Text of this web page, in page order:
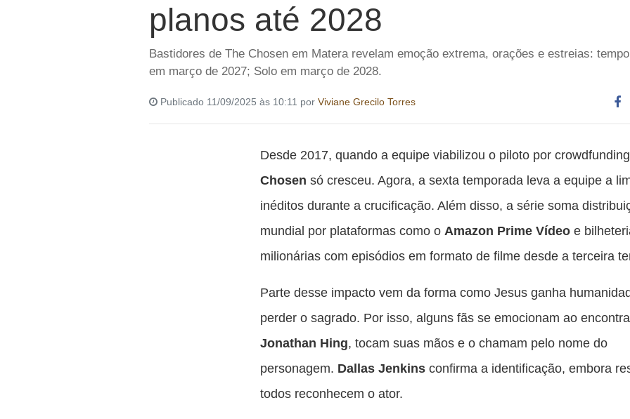
planos até 2028
Bastidores de The Chosen em Matera revelam emoção extrema, orações e estreias:
em março de 2027; Solo em março de 2028.
Publicado 11/09/2025 às 10:11 por Viviane Grecilo Torres
Desde 2017, quando a equipe viabilizou o piloto por
Chosen só cresceu. Agora, a sexta temporada leva a equipe a
inéditos durante a crucificação. Além disso, a série soma
mundial por plataformas como o Amazon Prime Vídeo e
milionárias com episódios em formato de filme desde a terceira
Parte desse impacto vem da forma como Jesus ganha
perder o sagrado. Por isso, alguns fãs se emocionam ao
Jonathan Hing, tocam suas mãos e o chamam pelo nome do
personagem. Dallas Jenkins confirma a identificação, embora
todos reconhecem o ator.